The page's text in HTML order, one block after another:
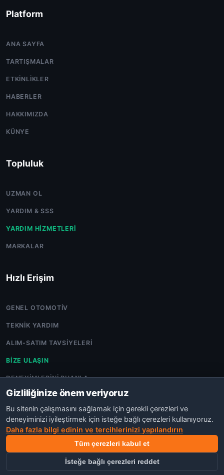
Platform
ANA SAYFA
TARTIŞMALAR
ETKINLIKLER
HABERLER
HAKKIMIZDA
KÜNYE
Topluluk
UZMAN OL
YARDIM & SSS
YARDIM HIZMETLERI
MARKALAR
Hızlı Erişim
GENEL OTOMOTIV
TEKNIK YARDIM
ALIM-SATIM TAVSIYELERI
BIZE ULAŞIN
DENEYIMLERINI PUANLA
©COPYRIGHT 2026 OTO TARTIŞMA.POWERED BYNEXORA
AJANS
TOPLULUK İLKELERI
Gizliliğinize önem veriyoruz
Bu sitenin çalışmasını sağlamak için gerekli çerezleri ve
deneyiminizi iyileştirmek için isteğe bağlı çerezleri kullanıyoruz.
Daha fazla bilgi edinin ve tercihlerinizi yapılandırın
Tüm çerezleri kabul et
İsteğe bağlı çerezleri reddet